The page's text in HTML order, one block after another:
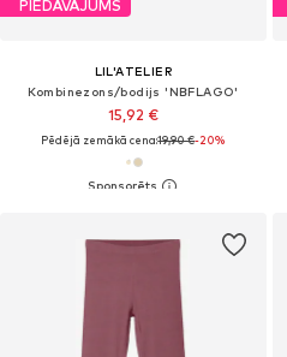
PIEDĀVĀJUMS
LIL'ATELIER
Kombinezons/bodijs 'NBFLAGO'
15,92 €
Pēdējā zemākā cena:19,90 €-20%